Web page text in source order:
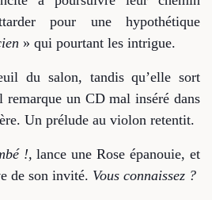
pour une hypothétique
» qui pourtant les intrigue.
du salon, tandis qu’elle sort
un CD mal inséré dans
Un prélude au violon retentit.
!, lance une Rose épanouie, et
de son invité. Vous connaissez ?